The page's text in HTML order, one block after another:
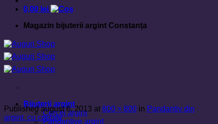
0,00 lei
Magazin bijuterii argint Constanța
Bijuterii argint
Cercei argint
Pandantive argint
Pandantiv din argint, cu cristale
Publishedaugust 6, 2013 at 800 × 800 in Pandantiv din
argint, cu cristale